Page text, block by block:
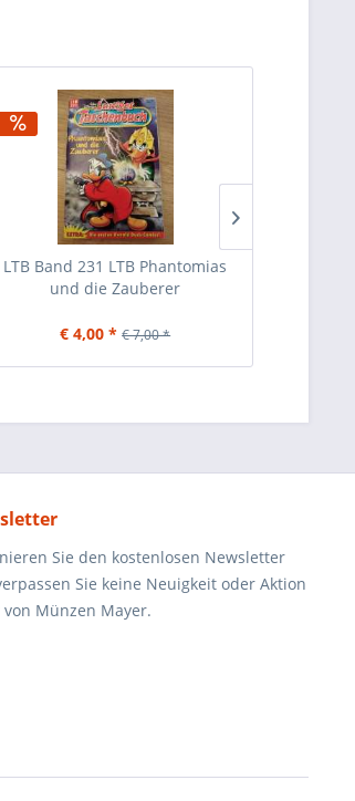
LTB Band 231 LTB Phantomias
und die Zauberer
€ 4,00 * € 7,00 *
Sie den kostenlosen Newsletter
Sie keine Neuigkeit oder Aktion
Münzen Mayer.